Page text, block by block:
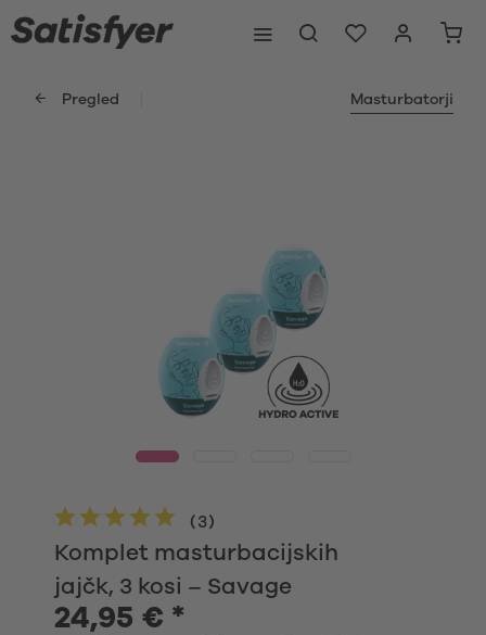
Pregled Masturbatorji
Komplet masturbacijskih
jajčk, 3 kosi – Savage
(3)
24,95 € *